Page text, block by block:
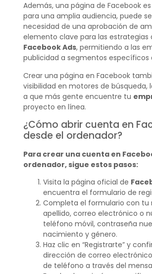
Además, una página de Facebook
para una amplia audiencia, puede
necesidad de una aprobación de
elemento clave para las estrategias
Facebook Ads, permitiendo a las
publicidad a segmentos específicos
Crear una página en Facebook
visibilidad en motores de búsqueda,
a que más gente encuentre tu
proyecto en línea.
¿Cómo abrir cuenta en
desde el ordenador?
Para crear una cuenta en
ordenador, sigue estos pasos:
Visita la página oficial de
encuentra el formulario de
Completa el formulario con tu
apellido, correo electrónico o
teléfono móvil, contraseña
nacimiento y género.
Haz clic en “Registrarte” y
dirección de correo
de teléfono a través del